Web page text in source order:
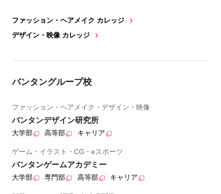
ファッション・ヘアメイク カレッジ
デザイン・映像 カレッジ
バンタングループ校
ファッション・ヘアメイク・デザイン・映像
バンタンデザイン研究所
大学部 高等部 キャリア
ゲーム・イラスト・CG・eスポーツ
バンタンゲームアカデミー
大学部 専門部 高等部 キャリア